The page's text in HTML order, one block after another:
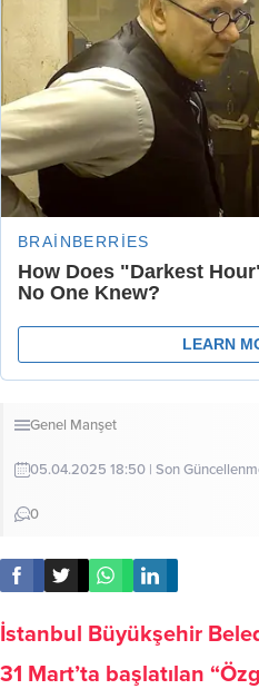
Genel Manşet
05.04.2025 18:50 | Son
0
İstanbul Büyükşehir
31 Mart’ta başlatılan